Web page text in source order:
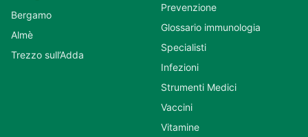
Bergamo
Almè
Trezzo sull’Adda
Prevenzione
Glossario immunologia
Specialisti
Infezioni
Strumenti Medici
Vaccini
Vitamine